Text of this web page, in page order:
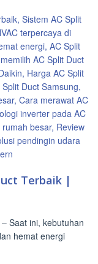
Terbaik |
Saat ini, kebutuhan
hemat energi